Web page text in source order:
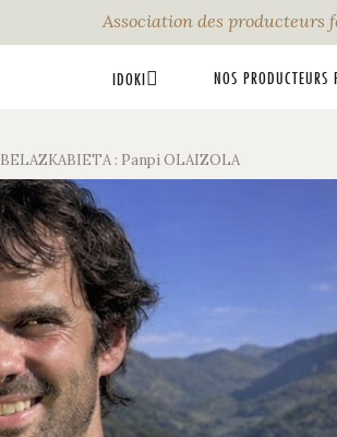
Association des producteurs
IDOKI NOS PRODUCTEURS
BELAZKABIETA : Panpi OLAIZOLA